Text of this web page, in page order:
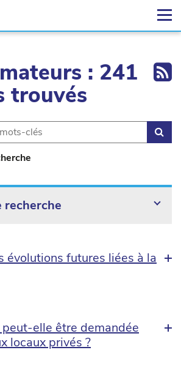
: 241
trouvés
évolutions futures liées à la
peut-elle être demandée
locaux privés ?